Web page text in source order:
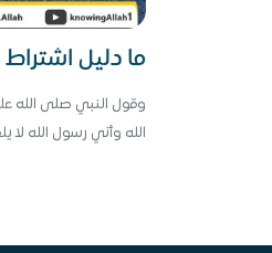
ما دليل
وقول النبي صلى الله
الله وأني رسول الله لا